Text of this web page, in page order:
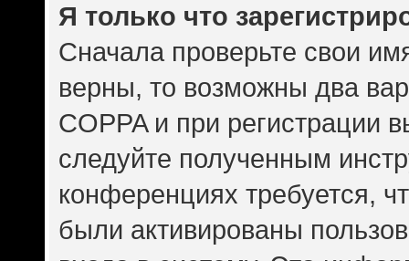
Я только что
Сначала проверьте свои
верны, то возможны два
COPPA и при регистрации
следуйте полученным
конференциях требуется,
были активированы